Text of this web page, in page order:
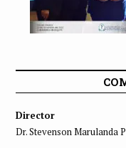
Director
Dr. Stevenson Marulanda